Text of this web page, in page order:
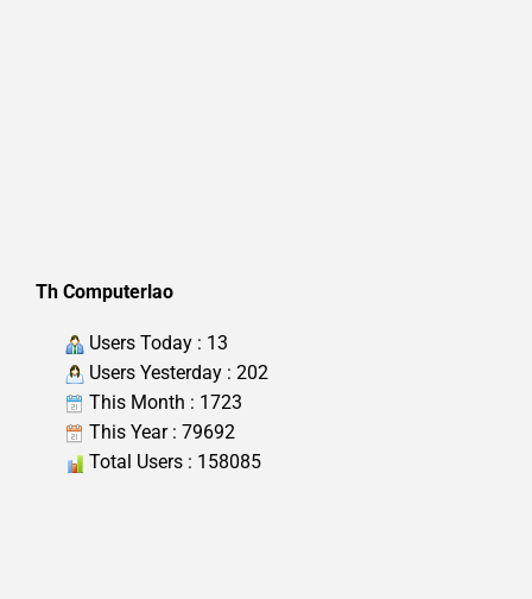
Th Computerlao
Users Today : 13
Users Yesterday : 202
This Month : 1723
This Year : 79692
Total Users : 158085